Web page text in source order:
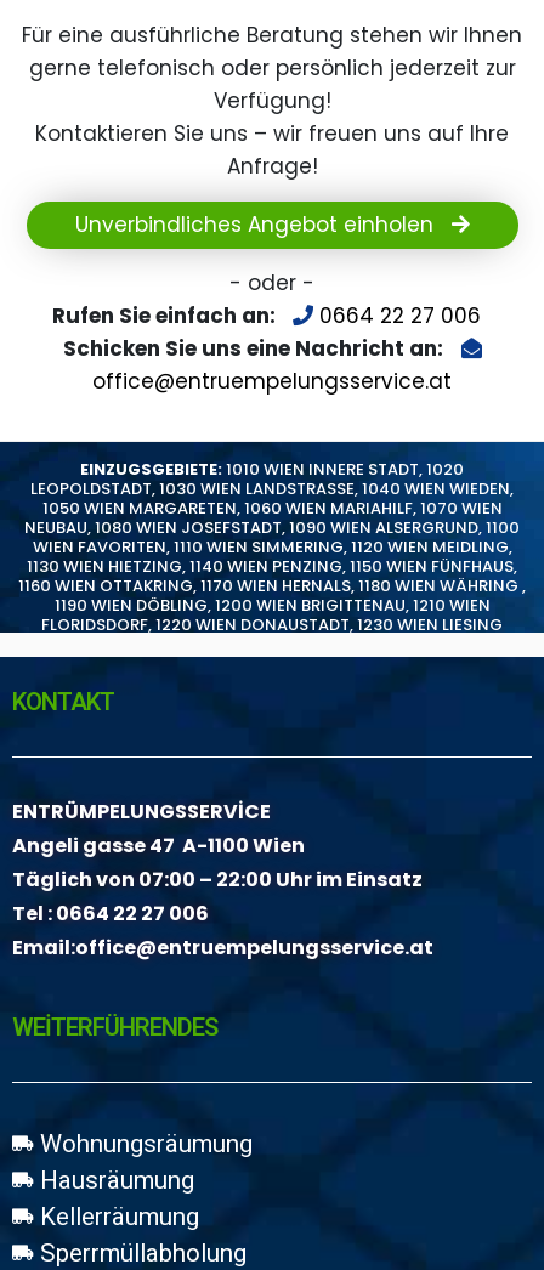
Für eine ausführliche Beratung stehen wir Ihnen
gerne telefonisch oder persönlich jederzeit zur
Verfügung!
Kontaktieren Sie uns – wir freuen uns auf Ihre
Anfrage!
Unverbindliches Angebot einholen
- oder -
Rufen Sie einfach an:
0664 22 27 006
Schicken Sie uns eine Nachricht an:
office@entruempelungsservice.at
EINZUGSGEBIETE:1010 WIEN INNERE STADT,1020
LEOPOLDSTADT,1030 WIEN LANDSTRASSE,1040 WIEN WIEDEN,
1050 WIEN MARGARETEN,1060 WIEN MARIAHILF,1070 WIEN
NEUBAU,1080 WIEN JOSEFSTADT,1090 WIEN ALSERGRUND,1100
WIEN FAVORITEN,1110 WIEN SIMMERING,1120 WIEN MEIDLING,
1130 WIEN HIETZING,1140 WIEN PENZING,1150 WIEN FÜNFHAUS,
1160 WIEN OTTAKRING,1170 WIEN HERNALS,1180 WIEN WÄHRING ,
1190 WIEN DÖBLING,1200 WIEN BRIGITTENAU,1210 WIEN
FLORIDSDORF,1220 WIEN DONAUSTADT,1230 WIEN LIESING
KONTAKT
ENTRÜMPELUNGSSERVİCE
Angeli gasse 47 A-1100 Wien
Täglich von 07:00 – 22:00 Uhr im Einsatz
Tel :0664 22 27 006
Email:office@entruempelungsservice.at
WEİTERFÜHRENDES
Wohnungsräumung
Hausräumung
Kellerräumung
Sperrmüllabholung